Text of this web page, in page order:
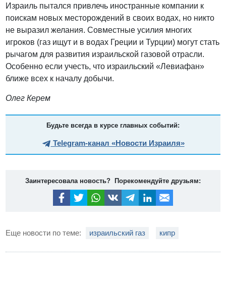
Израиль пытался привлечь иностранные компании к
поискам новых месторождений в своих водах, но никто
не выразил желания. Совместные усилия многих
игроков (газ ищут и в водах Греции и Турции) могут стать
рычагом для развития израильской газовой отрасли.
Особенно если учесть, что израильский «Левиафан»
ближе всех к началу добычи.
Олег Керем
Будьте всегда в курсе главных событий:
Telegram-канал «Новости Израиля»
Заинтересовала новость? Порекомендуйте друзьям:
Еще новости по теме: израильский газ кипр